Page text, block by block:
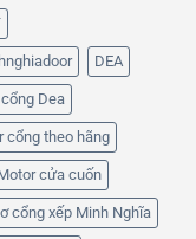
DEA
Dea
cổng theo hãng
cửa cuốn
cổng xếp Minh Nghĩa